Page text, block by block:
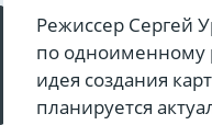
Режиссер Сергей
по одноименному
идея создания
планируется